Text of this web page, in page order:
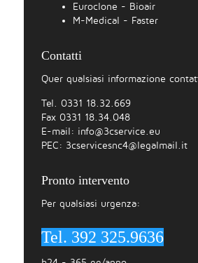
Euroclone - Bioair
M-Medical - Faster
Contatti
Quer qualsiasi informazione
Tel. 0331 18.32.669
Fax 0331 18.34.048
E-mail: info@3cservice.eu
PEC: 3cservicesnc4@legalmail.it
Pronto intervento
Per qualsiasi urgenza:
Tel. 392 325.9636